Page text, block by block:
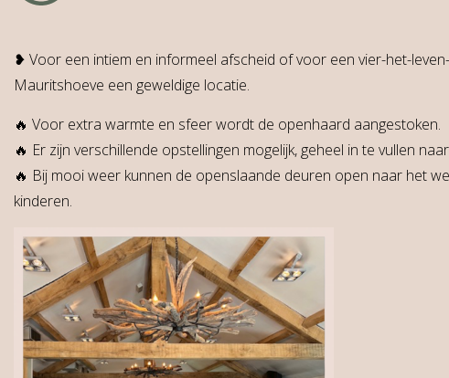
❥ Voor een intiem en informeel afscheid of voor een vier-het-
Mauritshoeve een geweldige locatie.
🔥 Voor extra warmte en sfeer wordt de openhaard aangestoken.
🔥 Er zijn verschillende opstellingen mogelijk, geheel in te vullen
🔥 Bij mooi weer kunnen de openslaande deuren open naar het
kinderen.